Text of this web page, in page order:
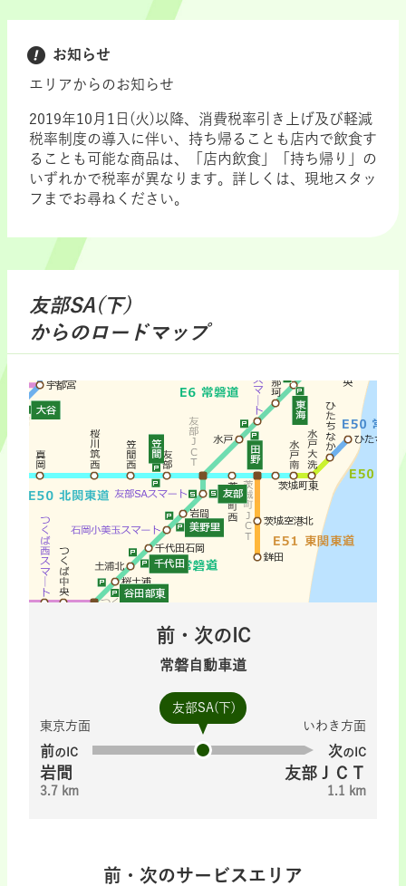
お知らせ
エリアからのお知らせ
2019年10月1日(火)以降、消費税率引き上げ及び軽減
税率制度の導入に伴い、持ち帰ることも店内で飲食す
ることも可能な商品は、「店内飲食」「持ち帰り」の
いずれかで税率が異なります。詳しくは、現地スタッ
フまでお尋ねください。
友部SA(下)
からのロードマップ
前・次のIC
常磐自動車道
友部SA(下)
東京方面
前のIC
岩間
3.7 km
いわき方面
次のIC
友部ＪＣＴ
1.1 km
前・次のサービスエリア